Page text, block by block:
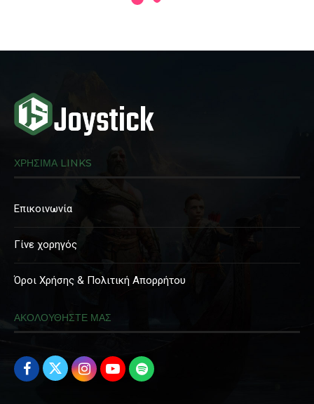
ΧΡΗΣΙΜΑ LINKS
Επικοινωνία
Γίνε χορηγός
Όροι Χρήσης & Πολιτική Απορρήτου
ΑΚΟΛΟΥΘΗΣΤΕ ΜΑΣ